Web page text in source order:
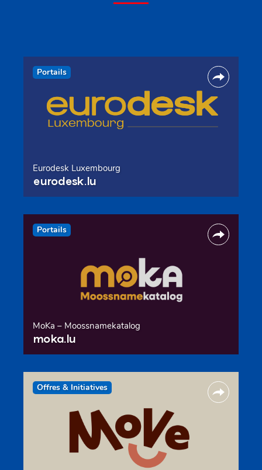
Portails
Eurodesk Luxembourg
eurodesk.lu
Portails
MoKa – Moossnamekatalog
moka.lu
Offres & Initiatives